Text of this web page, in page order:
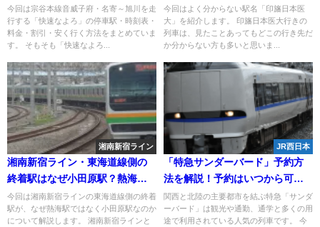
め
今回は宗谷本線音威子府・名寄～旭川を走
行する「快速なよろ」の停車駅・時刻表・
料金・割引・安く行く方法をまとめていま
す。 そもそも「快速なよろ...
なぜ誕生したのか？幻の延伸計
画とは？
今回はよく分からない駅名「印旛日本医
大」を紹介します。 印旛日本医大行きの
列車は、見たことあってもどこの行き先だ
か分からない方も多いと思いま...
湘南新宿ライン
湘南新宿ライン・東海道線側の
終着駅はなぜ小田原駅？熱海駅
まで行かない理由は？
今回は湘南新宿ラインの東海道線側の終着
駅が、なぜ熱海駅ではなく小田原駅なのか
について解説します。 湘南新宿ラインと
JR西日本
「特急サンダーバード」予約方
法を解説！予約はいつから可
能？割引はある？予約なしでの
乗車方法も！
関西と北陸の主要都市を結ぶ特急「サンダ
ーバード」は観光や通勤、通学と多くの用
途で利用されている人気の列車です。 今